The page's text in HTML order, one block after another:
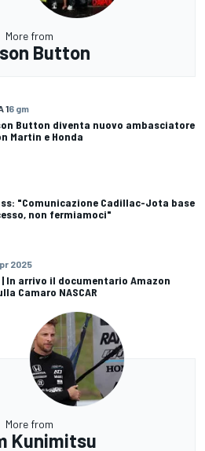
More from
Button
16 gm
Button diventa nuovo ambasciatore
Martin e Honda
"Comunicazione Cadillac-Jota base
non fermiamoci"
2025
| In arrivo il documentario Amazon
Camaro NASCAR
More from
Kunimitsu